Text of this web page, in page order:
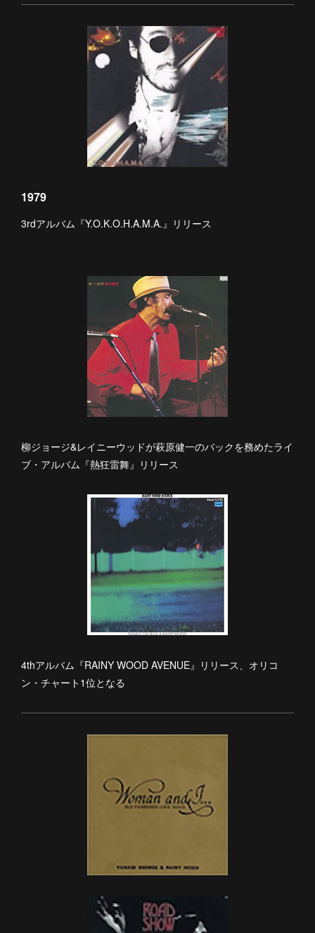
1979
3rdアルバム『Y.O.K.O.H.A.M.A.』リリース
柳ジョージ&レイニーウッドが萩原健一のバックを務めたライ
ブ・アルバム『熱狂雷舞』リリース
4thアルバム『RAINY WOOD AVENUE』リリース、オリコ
ン・チャート1位となる